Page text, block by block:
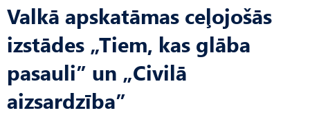
Valkā apskatāmas ceļojošās
izstādes „Tiem, kas glāba
pasauli” un „Civilā
aizsardzība”